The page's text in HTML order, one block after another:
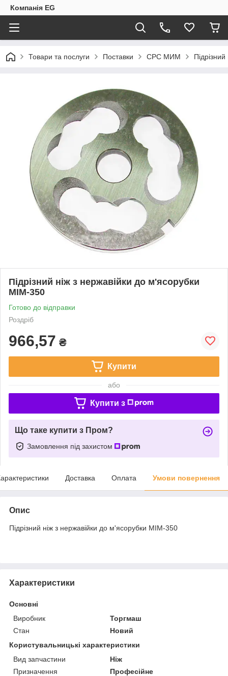
Компанія EG
Товари та послуги Поставки CPC МИМ
Підрізний ніж з нержавійки до м'ясорубки
МІМ-350
Готово до відправки
Роздріб
966,57 ₴
Купити
або
Купити з
Що таке купити з Пром?
Замовлення під захистом
Доставка Оплата Умови повернення
Опис
Підрізний ніж з нержавійки до м'ясорубки МІМ-350
Характеристики
Основні
Виробник
Торгмаш
Стан
Новий
Користувальницькі характеристики
Вид запчастини
Ніж
Призначення
Професійне